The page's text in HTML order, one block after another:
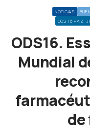
NOTICIAS
ODS 16 PAZ,
ODS16.
Mundial
de